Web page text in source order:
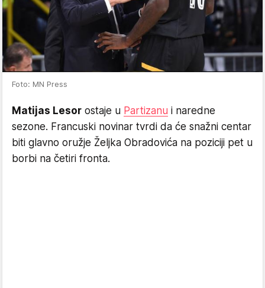
Foto: MN Press
Matijas Lesor ostaje u Partizanu i naredne
sezone. Francuski novinar tvrdi da će snažni centar
biti glavno oružje Željka Obradovića na poziciji pet u
borbi na četiri fronta.